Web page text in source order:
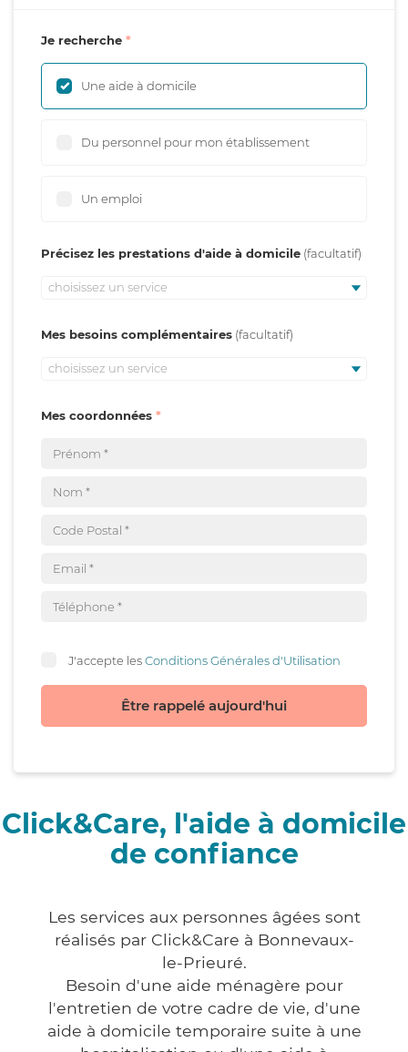
Je recherche
Une aide à domicile
Du personnel pour mon établissement
Un emploi
Précisez les prestations d'aide à domicile
choisissez un service
Mes besoins complémentaires
choisissez un service
Mes coordonnées
J'accepte lesConditions Générales d'Utilisation
Être rappelé aujourd'hui
Click&Care, l'aide à domicile
de confiance
Les services aux personnes âgées sont
réalisés par Click&Care à Bonnevaux-
le-Prieuré.
Besoin d'une aide ménagère pour
l'entretien de votre cadre de vie, d'une
aide à domicile temporaire suite à une